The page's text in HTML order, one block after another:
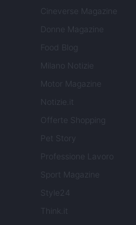
Cineverse Magazine
Donne Magazine
Food Blog
Milano Notizie
Motor Magazine
Notizie.it
Offerte Shopping
Pet Story
Professione Lavoro
Sport Magazine
Style24
Think.it